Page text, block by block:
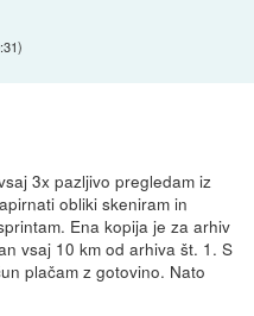
)
3x pazljivo pregledam iz
obliki skeniram in
Ena kopija je za arhiv
vsaj 10 km od arhiva št. 1. S
plačam z gotovino. Nato